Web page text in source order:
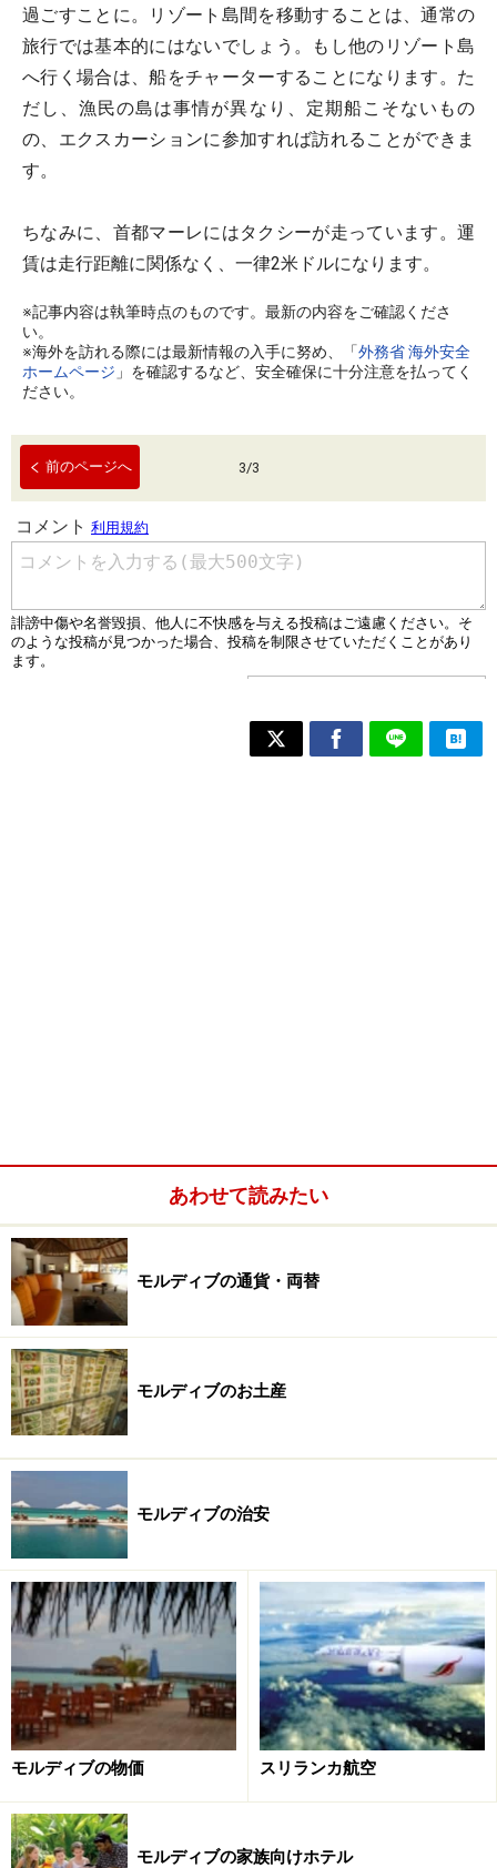
過ごすことに。リゾート島間を移動することは、通常の
旅行では基本的にはないでしょう。もし他のリゾート島
へ行く場合は、船をチャーターすることになります。た
だし、漁民の島は事情が異なり、定期船こそないもの
の、エクスカーションに参加すれば訪れることができま
す。
ちなみに、首都マーレにはタクシーが走っています。運
賃は走行距離に関係なく、一律2米ドルになります。
※記事内容は執筆時点のものです。最新の内容をご確認くださ
い。
※海外を訪れる際には最新情報の入手に努め、「外務省 海外安全
ホームページ 」を確認するなど、安全確保に十分注意を払ってく
ださい。
前のページへ 3/3
あわせて読みたい
モルディブの通貨・両替
モルディブのお土産
モルディブの治安
モルディブの物価 スリランカ航空
モルディブの家族向けホテル